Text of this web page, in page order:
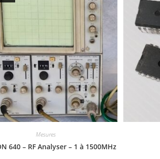
Mesures
640 – RF Analyser – 1 à 1500MHz